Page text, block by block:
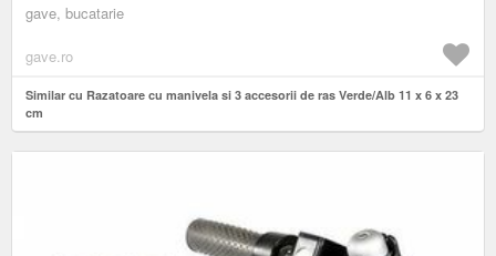
gave, bucatarie
gave.ro
Similar cu Razatoare cu manivela si 3 accesorii de ras Verde/Alb 11 x 6 x 23
cm